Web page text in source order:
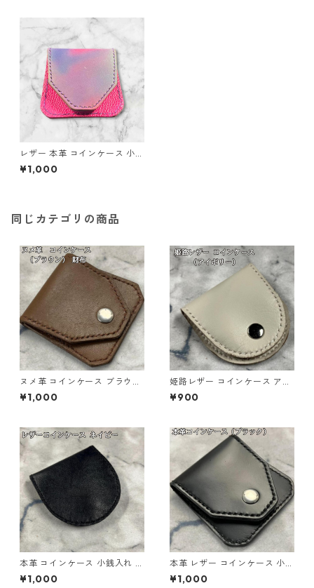
レザー 本革 コインケース 小銭
入れ ピンク ブルー グラデーシ
ョン l70 ハンドメイド
¥1,000
同じカテゴリの商品
ヌメ革 コインケース ブラウン
本革 小銭入れ l110 レザー ハ
ンドメイド ギフト
¥1,000
姫路レザー コインケース アイ
ボリー 本革 小銭入れ l111 ハン
ドメイド
¥900
本革 コインケース 小銭入れ イ
タリアンレザー アドリア ネイ
ビー l114 ハンドメイド ギフト
¥1,000
本革 レザー コインケース 小銭
入れ ブラック l117 ハンドメイ
ド
¥1,000